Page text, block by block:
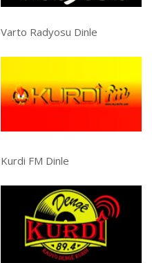
Varto Radyosu Dinle
Kurdi FM Dinle